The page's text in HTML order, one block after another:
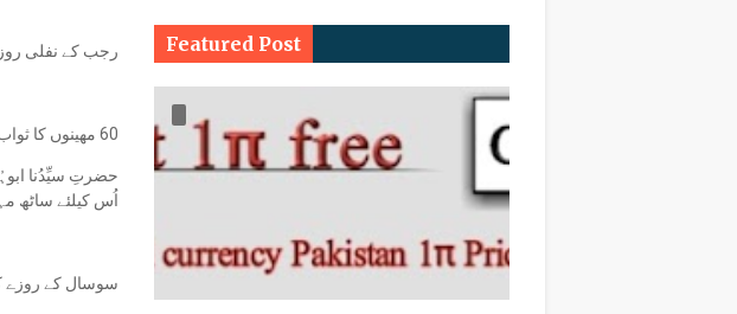
رجب کے نفلی
60 مھینوں کا ثواب
حضرتِ سیِّدُنا
اُس کیلئے ساٹھ
سوسال کے روزے
Featured Post